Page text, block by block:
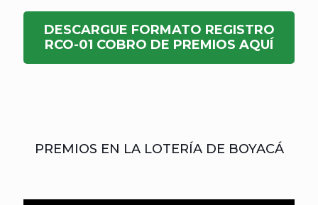
DESCARGUE FORMATO REGISTRO
RCO-01 COBRO DE PREMIOS AQUÍ
PREMIOS EN LA LOTERÍA DE BOYACÁ